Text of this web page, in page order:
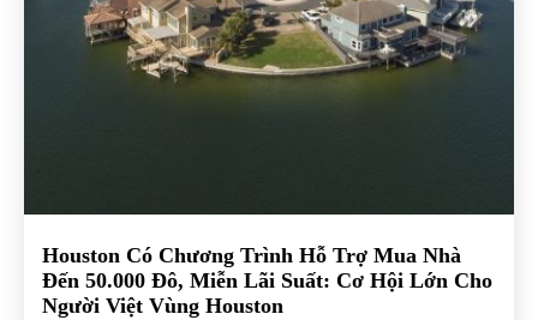
Houston Có Chương Trình Hỗ Trợ Mua Nhà
Đến 50.000 Đô, Miễn Lãi Suất: Cơ Hội Lớn Cho
Người Việt Vùng Houston